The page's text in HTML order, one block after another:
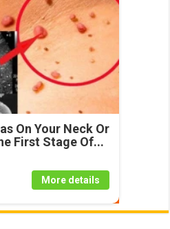
On Your Neck Or
First Stage Of...
More details